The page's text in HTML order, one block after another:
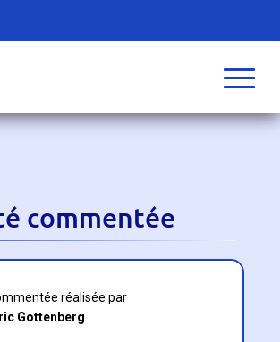
commentée
réalisée par
Gottenberg